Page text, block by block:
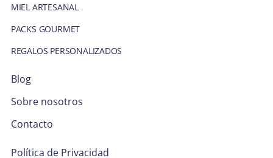
MIEL ARTESANAL
PACKS GOURMET
REGALOS PERSONALIZADOS
Blog
Sobre nosotros
Contacto
Política de Privacidad